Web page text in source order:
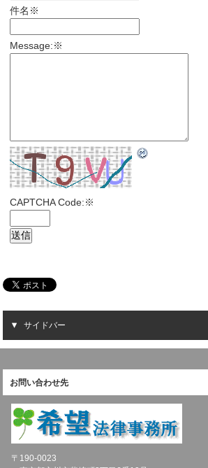
件名 ※
Message:※
CAPTCHA Code:※
サイドバー
お問い合わせ先
〒190-0023